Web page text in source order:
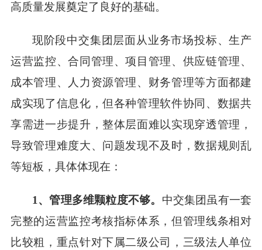
高质量发展奠定了良好的基础。
现阶段中交集团层面从业务市场投标、生产
运营监控、合同管理、项目管理、供应链管理、
成本管理、人力资源管理、财务管理等方面都建
成实现了信息化，但各种管理软件协同、数据共
享需进一步提升，整体层面难以实现穿透管理，
导致管理难度大、问题发现不及时，数据规则乱
等短板，具体体现在：
1 、管理多维颗粒度不够。 中交集团虽有一套
完整的运营监控考核指标体系，但管理线条相对
比较粗，重点针对下属二级公司，三级法人单位